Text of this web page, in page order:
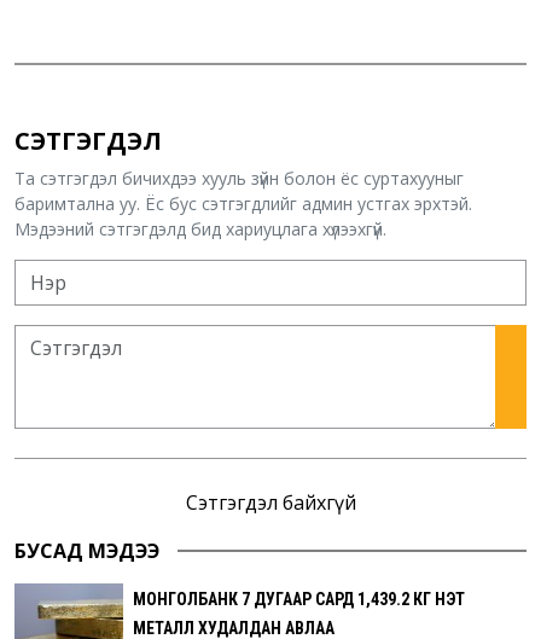
СЭТГЭГДЭЛ
Та сэтгэгдэл бичихдээ хууль зүйн болон ёс суртахууныг
баримтална уу. Ёс бус сэтгэгдлийг админ устгах эрхтэй.
Мэдээний сэтгэгдэлд бид хариуцлага хүлээхгүй.
Сэтгэгдэл байхгүй
БУСАД МЭДЭЭ
МОНГОЛБАНК 7 ДУГААР САРД 1,439.2 КГ ҮНЭТ
МЕТАЛЛ ХУДАЛДАН АВЛАА